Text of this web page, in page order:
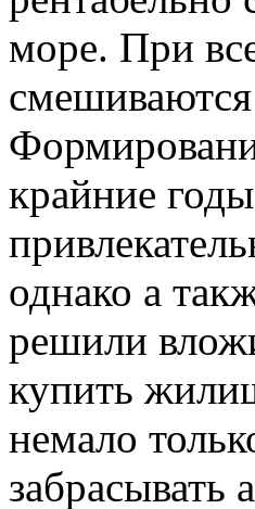
море. При
крайние
однако а
решили
купить
немало